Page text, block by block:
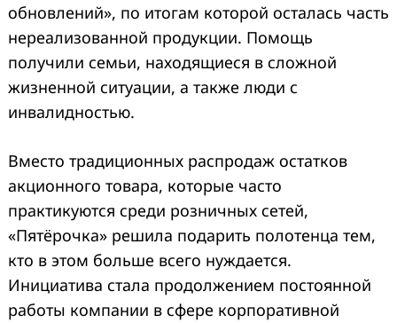
обновлений», по итогам которой осталась часть
нереализованной продукции. Помощь
получили семьи, находящиеся в сложной
жизненной ситуации, а также люди с
инвалидностью.
Вместо традиционных распродаж остатков
акционного товара, которые часто
практикуются среди розничных сетей,
«Пятёрочка» решила подарить полотенца тем,
кто в этом больше всего нуждается.
Инициатива стала продолжением постоянной
работы компании в сфере корпоративной